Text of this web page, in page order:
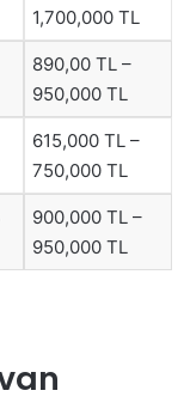
1,700,000 TL
890,00 TL –
950,000 TL
615,000 TL –
750,000 TL
900,000 TL –
950,000 TL